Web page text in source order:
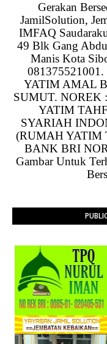
Gerakan
JamilSolution,
IMFAQ
49 Blk Gang
Manis Kota
YATIM AMAL
SUMUT. NOREK
YATIM
SYARIAH
(RUMAH YATIM
BANK BRI
Gambar Untuk